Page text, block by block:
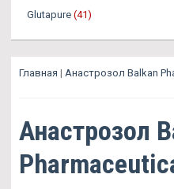
Glutapure (41)
Главная | Анастрозол Balkan
Анастрозол